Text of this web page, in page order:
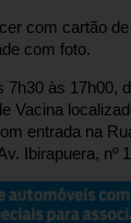
com cartão
com foto.
7h30 às 17h00,
Vacina
entrada na
Ibirapuera, nº